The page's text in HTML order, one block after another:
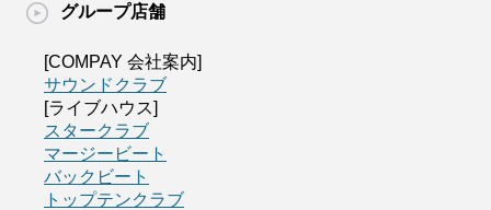
グループ店舗
[COMPAY 会社案内]
サウンドクラブ
[ライブハウス]
スタークラブ
マージービート
バックビート
トップテンクラブ